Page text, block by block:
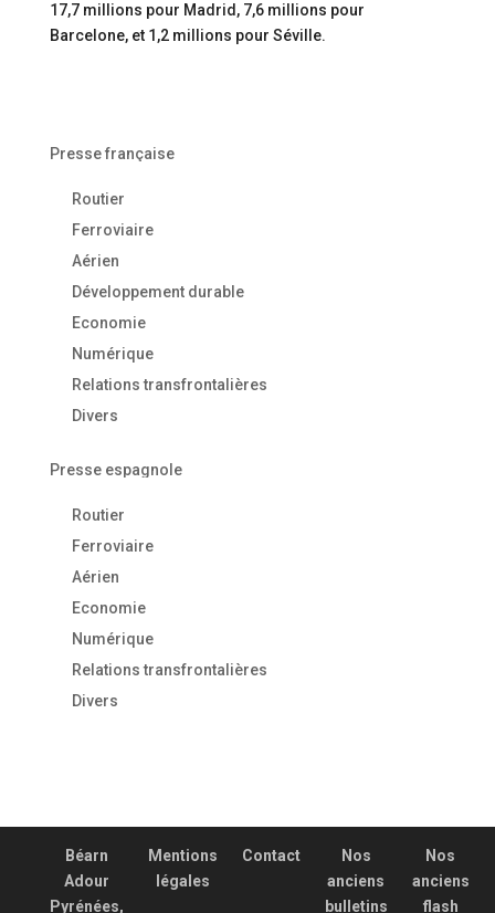
17,7 millions pour Madrid, 7,6 millions pour
Barcelone, et 1,2 millions pour Séville.
Presse française
Routier
Ferroviaire
Aérien
Développement durable
Economie
Numérique
Relations transfrontalières
Divers
Presse espagnole
Routier
Ferroviaire
Aérien
Economie
Numérique
Relations transfrontalières
Divers
Béarn
Adour
Pyrénées,
Mentions
légales
Contact
Nos
anciens
bulletins
Nos
anciens
flash